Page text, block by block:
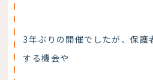
3年ぶりの開催でしたが、保護
する機会や